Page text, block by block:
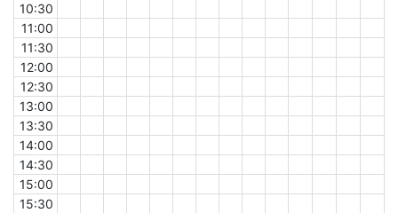
10:30
11:00
11:30
12:00
12:30
13:00
13:30
14:00
14:30
15:00
15:30